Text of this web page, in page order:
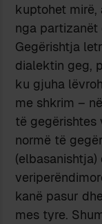
kuptohet mirë,
nga
Gegërishtja
dialektin geg,
ku gjuha
me shkrim –
të gegërishtes
normë të
kanë pasur
mes tyre.